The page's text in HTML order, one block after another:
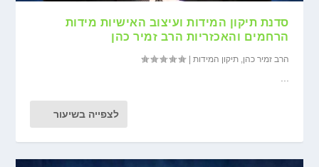
סדנת תיקון המידות ועיצוב האישיות מידות
הרחמים והאכזריות הרב זמיר כהן
הרב זמיר כהן,תיקון המידות |
לצפייה בשיעור